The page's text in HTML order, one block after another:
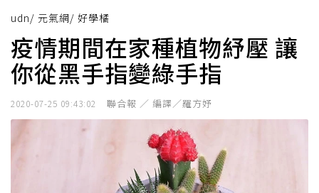
udn/ 元氣網/ 好學橘
疫情期間在家種植物紓壓 讓
你從黑手指變綠手指
2020-07-25 09:43:02 聯合報 ／ 編譯／羅方妤